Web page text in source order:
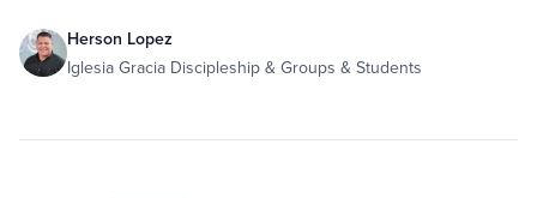
Herson Lopez
Iglesia Gracia Discipleship & Groups & Students